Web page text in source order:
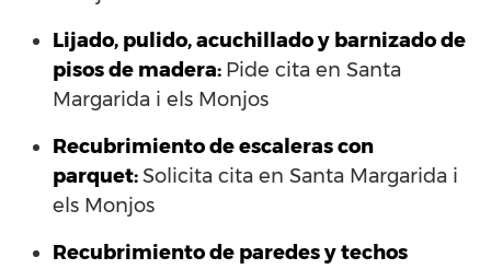
Lijado, pulido, acuchillado y barnizado de
pisos de madera: Pide cita en Santa
Margarida i els Monjos
Recubrimiento de escaleras con
parquet:Solicita cita en Santa Margarida i
els Monjos
Recubrimiento de paredes y techos